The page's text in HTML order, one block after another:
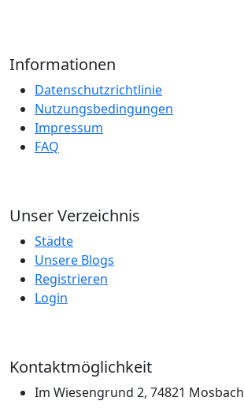
Informationen
Datenschutzrichtlinie
Nutzungsbedingungen
Impressum
FAQ
Unser Verzeichnis
Städte
Unsere Blogs
Registrieren
Login
Kontaktmöglichkeit
Im Wiesengrund 2, 74821 Mosbach